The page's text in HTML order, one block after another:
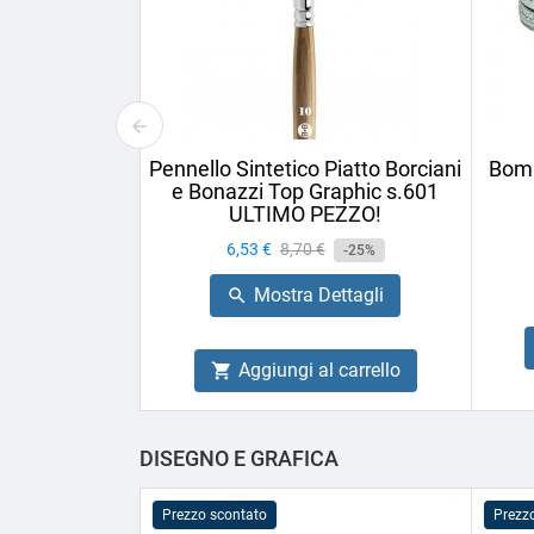
Pennello Sintetico Piatto Borciani
e Bonazzi Top Graphic s.601
ULTIMO PEZZO!
Prezzo
6,53 € Prezzo
base
8,70 € -25%
 Mostra Dettagli
 Aggiungi al carrello
DISEGNO E GRAFICA
Prezzo scontato